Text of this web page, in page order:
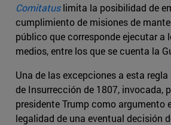
Comitatuslimita la posibilidad de
cumplimiento de misiones de
público que corresponde ejecutar a
medios, entre los que se cuenta la
Una de las excepciones a esta
de Insurrección de 1807, invocada,
presidente Trump como argumento
legalidad de una eventual decisión